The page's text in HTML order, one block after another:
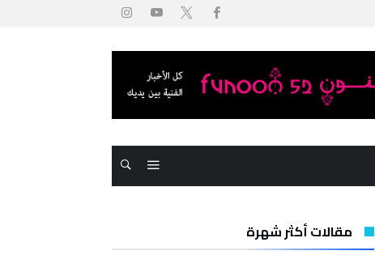
مقالات أكثر شهرة